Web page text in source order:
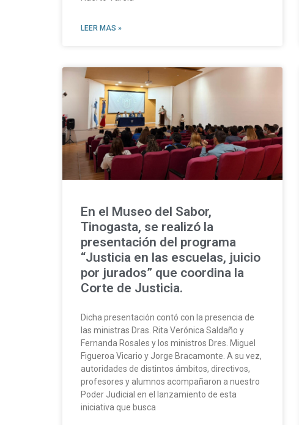
LEER MAS »
En el Museo del Sabor,
Tinogasta, se realizó la
presentación del programa
“Justicia en las escuelas, juicio
por jurados” que coordina la
Corte de Justicia.
Dicha presentación contó con la presencia de
las ministras Dras. Rita Verónica Saldaño y
Fernanda Rosales y los ministros Dres. Miguel
Figueroa Vicario y Jorge Bracamonte. A su vez,
autoridades de distintos ámbitos, directivos,
profesores y alumnos acompañaron a nuestro
Poder Judicial en el lanzamiento de esta
iniciativa que busca